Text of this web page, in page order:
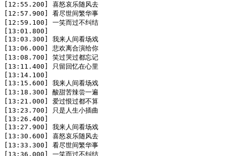
[12:55.200] 喜怒哀乐随风去
[12:57.900] 看尽世间繁华事
[12:59.100] 一笑而过不纠结
[13:01.800]
[13:03.300] 我来人间看场戏
[13:06.000] 悲欢离合演给你
[13:08.700] 笑过哭过都忘记
[13:11.400] 只留回忆在心里
[13:14.100]
[13:15.600] 我来人间看场戏
[13:18.300] 酸甜苦辣尝一遍
[13:21.000] 爱过恨过都不算
[13:23.700] 只是人生小插曲
[13:26.400]
[13:27.900] 我来人间看场戏
[13:30.600] 喜怒哀乐随风去
[13:33.300] 看尽世间繁华事
[13:36.000] 一笑而过不纠结